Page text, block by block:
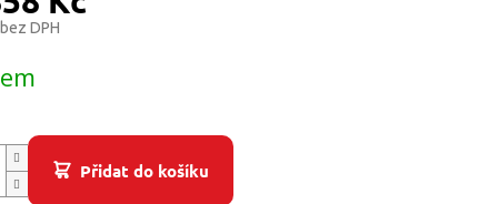
DPH
Přidat do košíku